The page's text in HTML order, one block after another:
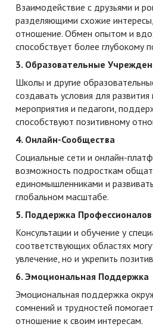
Взаимодействие с друзьями и
разделяющими схожие
отношение. Обмен опытом и
способствует более глубокому
3. Образовательные
Школы и другие
создавать условия для развития
мероприятия и педагоги,
способствуют позитивному
4. Онлайн-Сообщества
Социальные сети и онлайн-
возможность подросткам
единомышленниками и
глобальном масштабе.
5. Поддержка Профессионалов
Консультации и обучение у
соответствующих областях
увлечение, но и укрепить
6. Эмоциональная Поддержка
Эмоциональная поддержка
сомнений и трудностей
отношение к своим интересам.